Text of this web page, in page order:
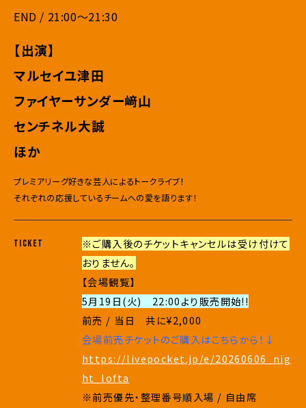
END / 21:00〜21:30
【出演】
マルセイユ津田
ファイヤーサンダー﨑山
センチネル大誠
ほか
プレミアリーグ好きな芸人によるトークライブ！
それぞれの応援しているチームへの愛を語ります！
TICKET
※ご購入後のチケットキャンセルは受け付けて
おりません。
【会場観覧】
5月19日(火) 22:00より販売開始!!
前売 / 当日 共に¥2,000
会場前売チケットのご購入はこちらから！↓
https://livepocket.jp/e/20260606_nig
ht_lofta
※前売優先・整理番号順入場 / 自由席